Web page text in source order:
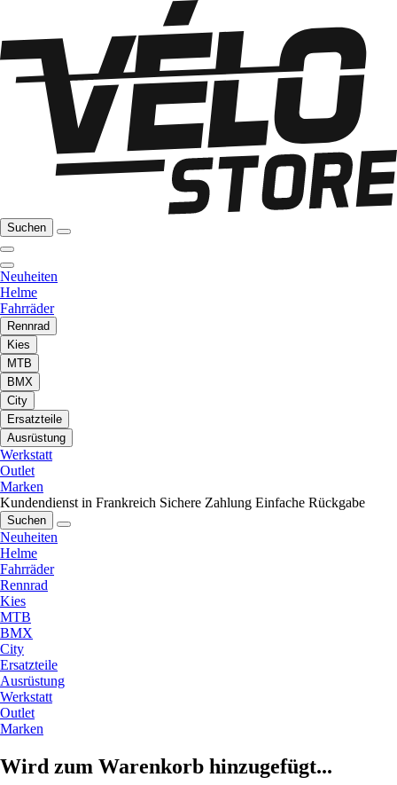
Suchen
Neuheiten
Helme
Fahrräder
Rennrad
Kies
MTB
BMX
City
Ersatzteile
Ausrüstung
Werkstatt
Outlet
Marken
Kundendienst in Frankreich Sichere Zahlung Einfache Rückgabe
Suchen
Neuheiten
Helme
Fahrräder
Rennrad
Kies
MTB
BMX
City
Ersatzteile
Ausrüstung
Werkstatt
Outlet
Marken
Wird zum Warenkorb hinzugefügt...